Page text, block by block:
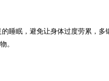
睡眠，避免让身体过度劳累，多
。